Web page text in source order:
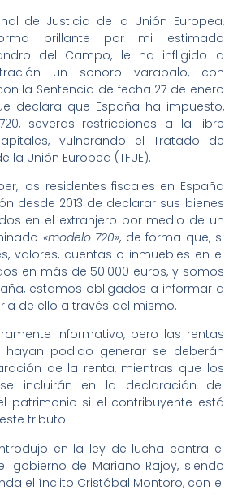
de Justicia de la Unión Europea,
brillante por mi estimado
del Campo, le ha infligido a
un sonoro varapalo, con
la Sentencia de fecha 27 de enero
declara que España ha impuesto,
severas restricciones a la libre
vulnerando el Tratado de
la Unión Europea (TFUE).
los residentes fiscales en España
desde 2013 de declarar sus bienes
en el extranjero por medio de un
«modelo 720», de forma que, si
valores, cuentas o inmuebles en el
en más de 50.000 euros, y somos
estamos obligados a informar a
de ello a través del mismo.
informativo, pero las rentas
hayan podido generar se deberán
de la renta, mientras que los
incluirán en la declaración del
patrimonio si el contribuyente está
tributo.
en la ley de lucha contra el
gobierno de Mariano Rajoy, siendo
el ínclito Cristóbal Montoro, con el